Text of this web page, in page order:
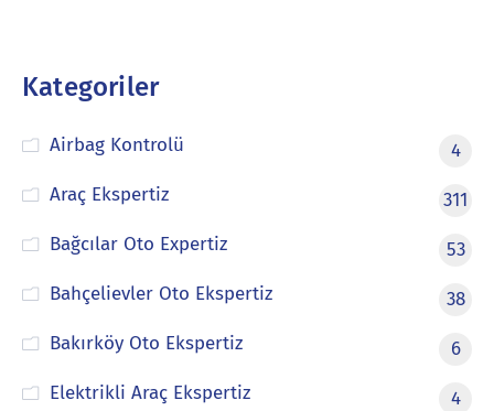
Kategoriler
Airbag Kontrolü
4
Araç Ekspertiz
311
Bağcılar Oto Expertiz
53
Bahçelievler Oto Ekspertiz
38
Bakırköy Oto Ekspertiz
6
Elektrikli Araç Ekspertiz
4